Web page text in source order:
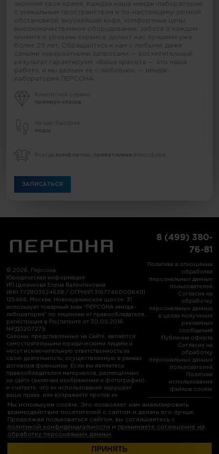
экономя свое время. Каждая наша имидж-лаборатория
с уникальным пространством и по-настоящему уютной
обстановкой, вкуснейший кофе, комфортные цены,
высококачественное оборудование, забота о каждом
клиенте и уровень сервиса, делает нас лучшими уже
более 29 лет. Обращайтесь к нам с любыми, даже
самыми невероятными запросами — восхитительный
результат гарантируем. «Ваша красота — это наша
работа, и мы делаем ее с любовью», — имидж-
лаборатория ПЕРСОНА.
Клиентский сервис
премиум класса
На шаг быстрее
моды
Всегда комфортно, приветливая атмосфера
ЗАПИСАТЬСЯ
© 2026, Персона
Юридическая информация:
ИП Цыганкова Елена Валентиновна
ИНН 772803624638 / ОГРНИП 316774600064111
125466, Москва, Новокуркинское шоссе, 31
использует товарный знак “ПЕРСОНА имидж-
лаборатория” по лицензии от правообладателя,
регистрация в Роспатенте от 30.09.2016
№РД0207279
Салоны, представленные на Сайте, являются
самостоятельными юридическими лицами и
несут исключительную ответственность за
свою деятельность, осуществляемую в рамках
договора франшизы. Если вы являетесь
правообладателем материалов, размещённых
на сайте (включая изображения и фотографии),
и считаете, что их использование нарушает
ваши права, или возражаете против их
использования, пожалуйста, свяжитесь с нами:
info@persona-city.ru
8 (499) 380-
76-81
Политика в отношении
обработки
персональных данных
пользователей
Согласие на
обработку
персональных данных
в целях получения
рекламных
сообщений
Публична оферта
Согласие на
обработку
персональных данных
пользователей
Политика
использования
файлов cookie
Мы используем cookie. Это позволяет нам анализировать
взаимодействие посетителей с сайтом и делать его лучше.
Продолжая пользоваться сайтом, вы соглашаетесь с
политикой конфиденциальности и принимаете соглашение на
обработку персональных данных
ПРИНЯТЬ